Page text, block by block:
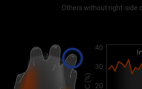
Others without right-side